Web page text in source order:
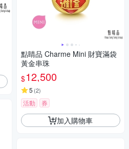
點睛品 Charme Mini 財寶滿袋
黃金串珠
$12,500
5 (2)
活動 券
加入購物車